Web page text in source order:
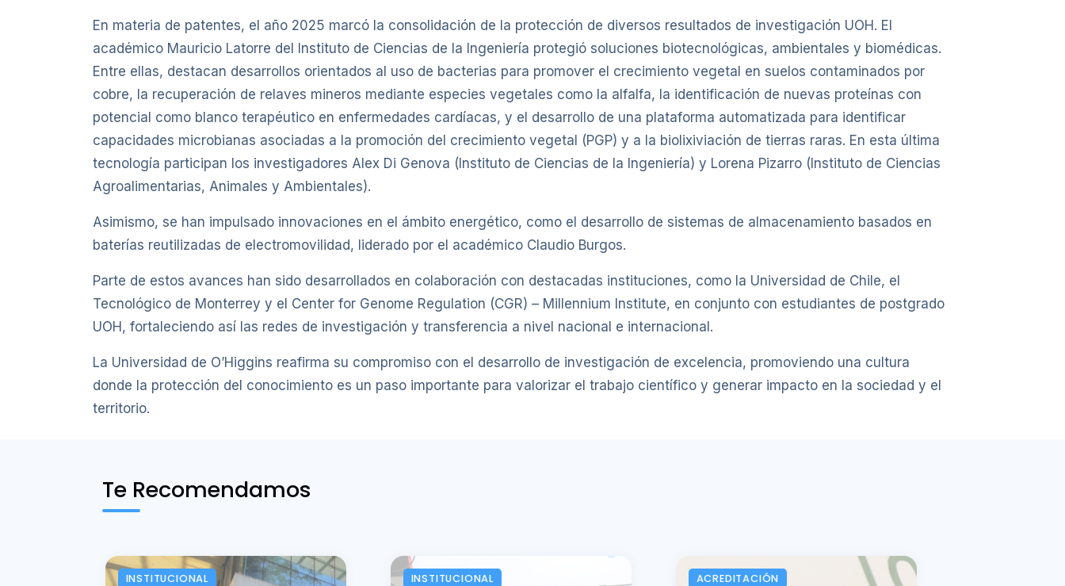
En materia de patentes, el año 2025 marcó la consolidación de la protección de diversos resultados de investigación UOH. El
académico Mauricio Latorre del Instituto de Ciencias de la Ingeniería protegió soluciones biotecnológicas, ambientales y biomédicas.
Entre ellas, destacan desarrollos orientados al uso de bacterias para promover el crecimiento vegetal en suelos contaminados por
cobre, la recuperación de relaves mineros mediante especies vegetales como la alfalfa, la identificación de nuevas proteínas con
potencial como blanco terapéutico en enfermedades cardíacas, y el desarrollo de una plataforma automatizada para identificar
capacidades microbianas asociadas a la promoción del crecimiento vegetal (PGP) y a la biolixiviación de tierras raras. En esta última
tecnología participan los investigadores Alex Di Genova (Instituto de Ciencias de la Ingeniería) y Lorena Pizarro (Instituto de Ciencias
Agroalimentarias, Animales y Ambientales).
Asimismo, se han impulsado innovaciones en el ámbito energético, como el desarrollo de sistemas de almacenamiento basados en
baterías reutilizadas de electromovilidad, liderado por el académico Claudio Burgos.
Parte de estos avances han sido desarrollados en colaboración con destacadas instituciones, como la Universidad de Chile, el
Tecnológico de Monterrey y el Center for Genome Regulation (CGR) – Millennium Institute, en conjunto con estudiantes de postgrado
UOH, fortaleciendo así las redes de investigación y transferencia a nivel nacional e internacional.
La Universidad de O’Higgins reafirma su compromiso con el desarrollo de investigación de excelencia, promoviendo una cultura
donde la protección del conocimiento es un paso importante para valorizar el trabajo científico y generar impacto en la sociedad y el
territorio.
Te Recomendamos
INSTITUCIONAL INSTITUCIONAL ACREDITACIÓN